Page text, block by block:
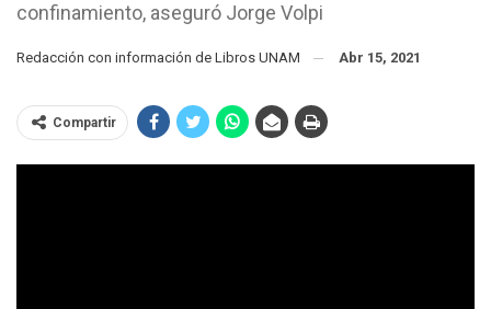
confinamiento, aseguró Jorge Volpi
Redacción con información de Libros UNAM Abr 15, 2021
Compartir